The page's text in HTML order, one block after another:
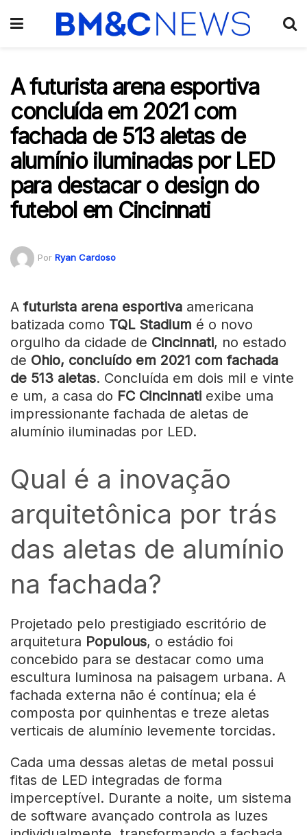
A futurista arena esportiva
concluída em 2021 com
fachada de 513 aletas de
alumínio iluminadas por LED
para destacar o design do
futebol em Cincinnati
Por Ryan Cardoso
Afuturista arena esportiva americana
batizada como TQL Stadium é o novo
orgulho da cidade de Cincinnati, no estado
de Ohio, concluído em 2021 com fachada
de 513 aletas. Concluída em dois mil e vinte
e um, a casa do FC Cincinnati exibe uma
impressionante fachada de aletas de
alumínio iluminadas por LED.
Qual é a inovação
arquitetônica por trás
das aletas de alumínio
na fachada?
Projetado pelo prestigiado escritório de
arquitetura Populous, o estádio foi
concebido para se destacar como uma
escultura luminosa na paisagem urbana. A
fachada externa não é contínua; ela é
composta por quinhentas e treze aletas
verticais de alumínio levemente torcidas.
Cada uma dessas aletas de metal possui
fitas de LED integradas de forma
imperceptível. Durante a noite, um sistema
de software avançado controla as luzes